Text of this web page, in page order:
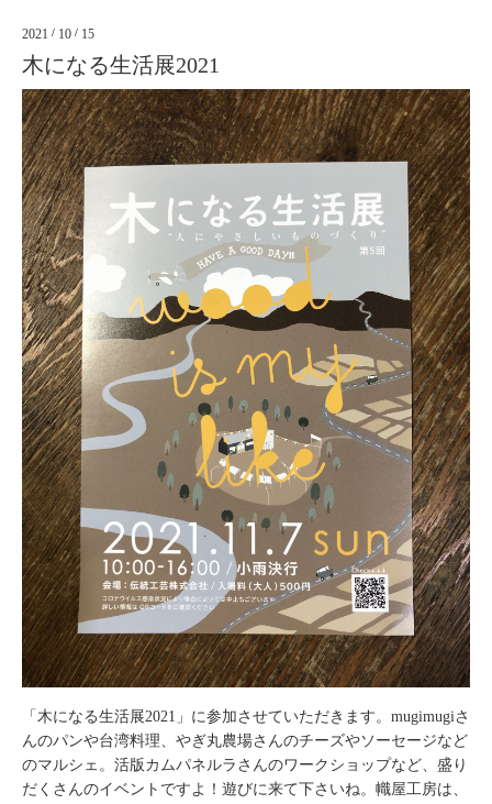
2021 / 10 / 15
木になる生活展2021
「木になる生活展2021」に参加させていただきます。mugimugiさ
んのパンや台湾料理、やぎ丸農場さんのチーズやソーセージなど
のマルシェ。活版カムパネルラさんのワークショップなど、盛り
だくさんのイベントですよ！遊びに来て下さいね。幟屋工房は、